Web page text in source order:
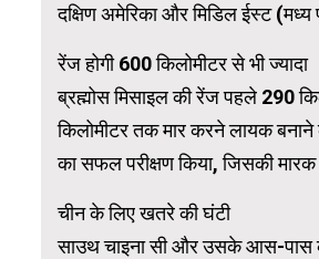
दक्षिण अमेरिका और मिडिल ईस्ट (मध्य
रेंज होगी 600 किलोमीटर से भी ज्यादा
ब्रह्मोस मिसाइल की रेंज पहले 290
किलोमीटर तक मार करने लायक
का सफल परीक्षण किया, जिसकी मारक
चीन के लिए खतरे की घंटी
साउथ चाइना सी और उसके आस-पास के